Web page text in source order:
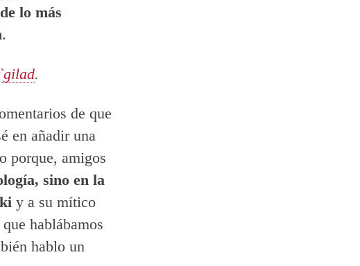
lo más
.
`gilad.
de que
en añadir una
porque, amigos
sino en la
y a su mítico
hablábamos
hablo un